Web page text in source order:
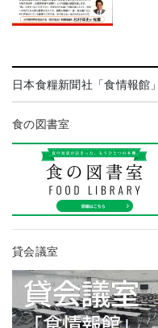
日本食糧新聞社「食情報館」
食の図書室
貸会議室